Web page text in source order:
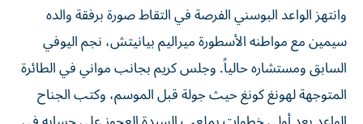
وانتهز الواعد البوسني الفرصة في التقاط صورة برفقة والده
سيمين مع مواطنه الأسطورة ميراليم بيانيتش، نجم اليوفي
السابق ومستشاره حالياً. وجلس كريم بجانب مواني في الطائرة
المتوجهة لهونغ كونغ حيث جولة قبل الموسم، وكتب الجناح